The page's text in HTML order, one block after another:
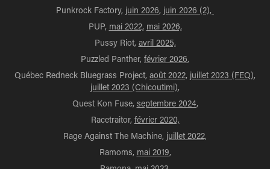
Punkrock Factory, juin 2026, juin 2026 (2),
PUP, mai 2022, mai 2026,
Pussy Riot, avril 2025,
Puzzled Panther, février 2026,
Québec Redneck Bluegrass Project, août 2022, juillet 2023 (FEQ),
juillet 2023 (Chicoutimi),
Quest Kon Fuse, septembre 2024,
Racetraitor, février 2020,
Rage Against The Machine, juillet 2022,
Ramoms, mai 2019,